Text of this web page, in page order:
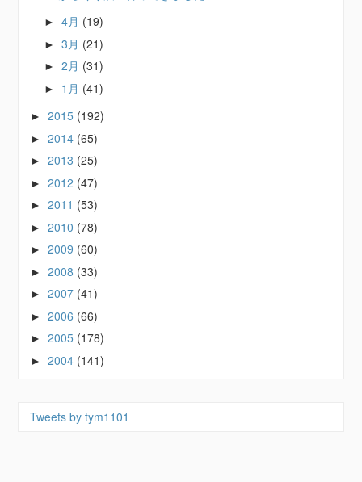
►4月 (19)
►3月 (21)
►2月 (31)
► 1月 (41)
►2015 (192)
►2014 (65)
►2013 (25)
►2012 (47)
►2011 (53)
►2010 (78)
►2009 (60)
►2008 (33)
►2007 (41)
►2006 (66)
►2005 (178)
►2004 (141)
Tweets by tym1101